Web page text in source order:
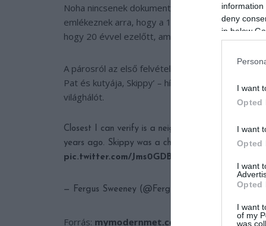
deny
in below
I want
Opted
I want
Opted
I want
Opted
I want
of my
was
Noha nincsenek dokumentumok, feljegyzések
emlékeznek arra, hogy a 1990-es években volt
hogy 20 évvel ezelőtt, amikor ő odaköltözött,
A párosról az első felvételt egy másik
Pat és kutyája, Skippy’ – hívta fel a figyelmet a
világhálót.
Closest I can verify is a neighbour who remembers
years ago. Skippy was a chaser . That picture is
pic.twitter.com/Jms0GDB8UL
— Fergus Sweeney (@FergusMaSuibhne)
Forrás: mymodernmet.com